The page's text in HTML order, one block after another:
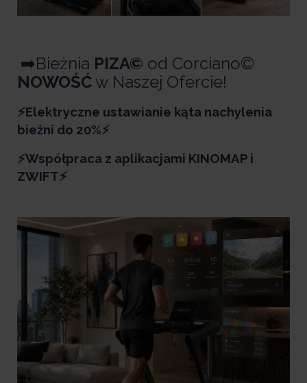
➡️Bieżnia PIZA© od Corciano©
NOWOŚĆw Naszej Ofercie!
⚡Elektryczne ustawianie kąta nachylenia
bieżni do 20%⚡
⚡Współpraca z aplikacjami KINOMAP i
ZWIFT⚡